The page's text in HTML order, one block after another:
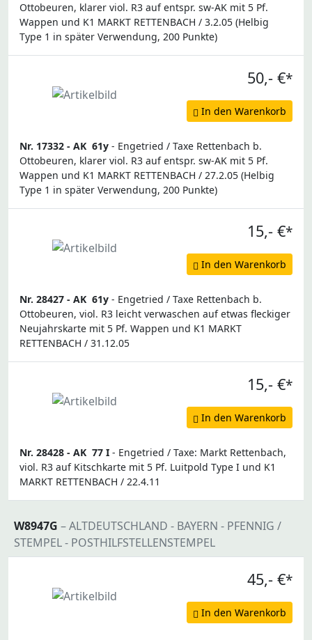
Ottobeuren, klarer viol. R3 auf entspr. sw-AK mit 5 Pf.
Wappen und K1 MARKT RETTENBACH / 3.2.05 (Helbig
Type 1 in später Verwendung, 200 Punkte)
50,- €*
In den Warenkorb
Nr. 17332 - AK 61y - Engetried / Taxe Rettenbach b.
Ottobeuren, klarer viol. R3 auf entspr. sw-AK mit 5 Pf.
Wappen und K1 MARKT RETTENBACH / 27.2.05 (Helbig
Type 1 in später Verwendung, 200 Punkte)
15,- €*
In den Warenkorb
Nr. 28427 - AK 61y - Engetried / Taxe Rettenbach b.
Ottobeuren, viol. R3 leicht verwaschen auf etwas fleckiger
Neujahrskarte mit 5 Pf. Wappen und K1 MARKT
RETTENBACH / 31.12.05
15,- €*
In den Warenkorb
Nr. 28428 - AK 77 I - Engetried / Taxe: Markt Rettenbach,
viol. R3 auf Kitschkarte mit 5 Pf. Luitpold Type I und K1
MARKT RETTENBACH / 22.4.11
W8947G – ALTDEUTSCHLAND - BAYERN - PFENNIG /
STEMPEL - POSTHILFSTELLENSTEMPEL
45,- €*
In den Warenkorb